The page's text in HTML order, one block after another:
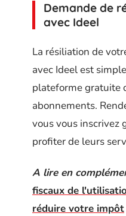
Demande de
avec Ideel
La résiliation de
avec Ideel est
plateforme gratuite
abonnements.
vous vous inscrivez
profiter de leurs
A lire en
fiscaux de
réduire votre impôt